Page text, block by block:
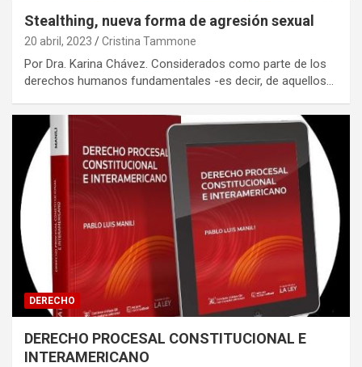
Stealthing, nueva forma de agresión sexual
20 abril, 2023 Cristina Tammone
Por Dra. Karina Chávez. Considerados como parte de los
derechos humanos fundamentales -es decir, de aquellos…
DERECHO
DERECHO PROCESAL CONSTITUCIONAL E
INTERAMERICANO